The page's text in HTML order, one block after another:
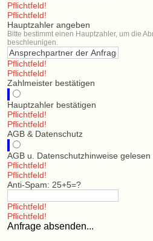
Pflichtfeld!
Pflichtfeld!
Hauptzahler angeben
Bitte bestimmt einen Hauptzahler, um die
beschleunigen.
Pflichtfeld!
Pflichtfeld!
Zahlmeister bestätigen
Hauptzahler bestätigen
Pflichtfeld!
Pflichtfeld!
AGB & Datenschutz
AGB u. Datenschutzhinweise
Pflichtfeld!
Pflichtfeld!
Anti-Spam: 25+5=?
Pflichtfeld!
Pflichtfeld!
Anfrage absenden...